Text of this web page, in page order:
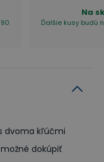
Na
Ďalšie kusy budú
dvoma kľúčmi
možné dokúpiť